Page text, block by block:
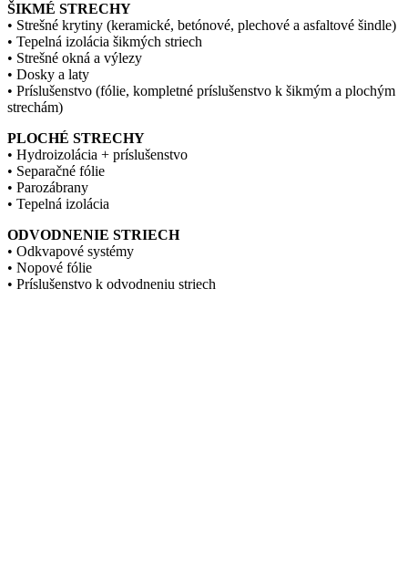
ŠIKMÉ STRECHY
• Strešné krytiny (keramické, betónové, plechové a asfaltové šindle)
• Tepelná izolácia šikmých striech
• Strešné okná a výlezy
• Dosky a laty
• Príslušenstvo (fólie, kompletné príslušenstvo k šikmým a plochým
strechám)
PLOCHÉ STRECHY
• Hydroizolácia + príslušenstvo
• Separačné fólie
• Parozábrany
• Tepelná izolácia
ODVODNENIE STRIECH
• Odkvapové systémy
• Nopové fólie
• Príslušenstvo k odvodneniu striech